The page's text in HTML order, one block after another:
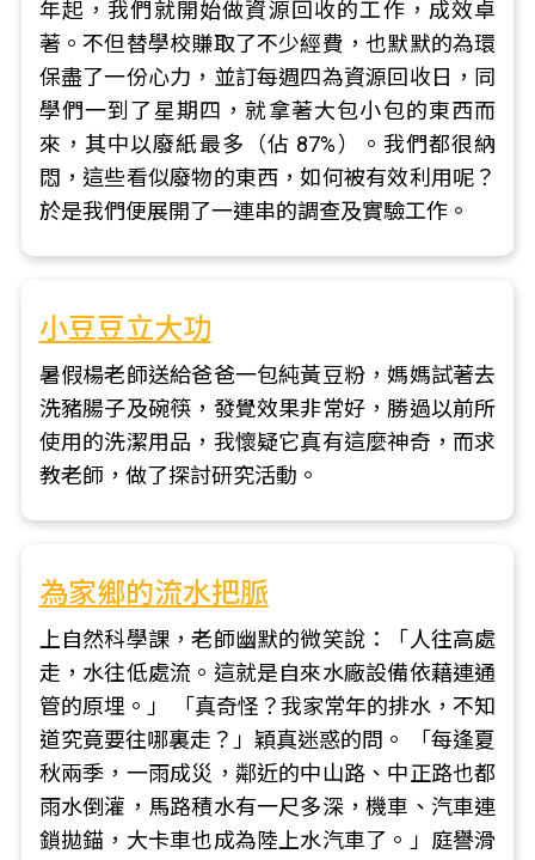
年起，我們就開始做資源回收的工作，成效卓
著。不但替學校賺取了不少經費，也默默的為環
保盡了一份心力，並訂每週四為資源回收日，同
學們一到了星期四，就拿著大包小包的東西而
來，其中以廢紙最多（佔 87%）。我們都很納
悶，這些看似廢物的東西，如何被有效利用呢？
於是我們便展開了一連串的調查及實驗工作。
小豆豆立大功
暑假楊老師送給爸爸一包純黃豆粉，媽媽試著去
洗豬腸子及碗筷，發覺效果非常好，勝過以前所
使用的洗潔用品，我懷疑它真有這麼神奇，而求
教老師，做了探討研究活動。
為家鄉的流水把脈
上自然科學課，老師幽默的微笑說：「人往高處
走，水往低處流。這就是自來水廠設備依藉連通
管的原埋。」 「真奇怪？我家常年的排水，不知
道究竟要往哪裏走？」穎真迷惑的問。 「每逢夏
秋兩季，一雨成災，鄰近的中山路、中正路也都
雨水倒灌，馬路積水有一尺多深，機車、汽車連
鎖拋錨，大卡車也成為陸上水汽車了。」庭譽滑